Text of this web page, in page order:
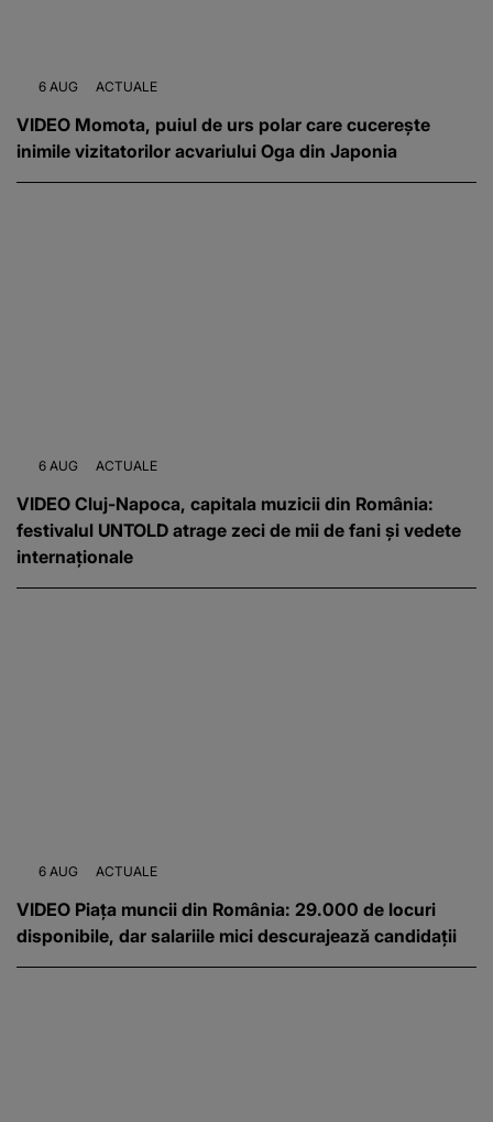
6 AUG ACTUALE
VIDEO Momota, puiul de urs polar care cucerește
inimile vizitatorilor acvariului Oga din Japonia
6 AUG ACTUALE
VIDEO Cluj-Napoca, capitala muzicii din România:
festivalul UNTOLD atrage zeci de mii de fani și vedete
internaționale
6 AUG ACTUALE
VIDEO Piața muncii din România: 29.000 de locuri
disponibile, dar salariile mici descurajează candidații